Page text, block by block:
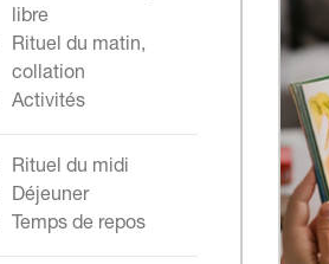
libre
Rituel du matin,
collation
Activités
Rituel du midi
Déjeuner
Temps de repos